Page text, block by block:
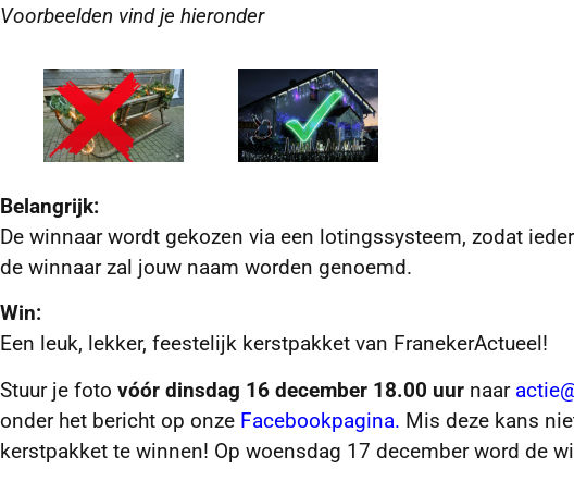
Voorbeelden vind je hieronder
Belangrijk:
De winnaar wordt gekozen via een lotingssysteem, zodat
de winnaar zal jouw naam worden genoemd.
Win:
Een leuk, lekker, feestelijk kerstpakket van FranekerActueel!
Stuur je foto vóór dinsdag 16 december 18.00 uur naar
onder het bericht op onze Facebookpagina. Mis deze kans
kerstpakket te winnen! Op woensdag 17 december word de